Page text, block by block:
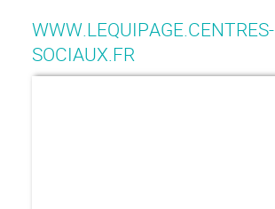
WWW.LEQUIPAGE.CENTRES-
SOCIAUX.FR